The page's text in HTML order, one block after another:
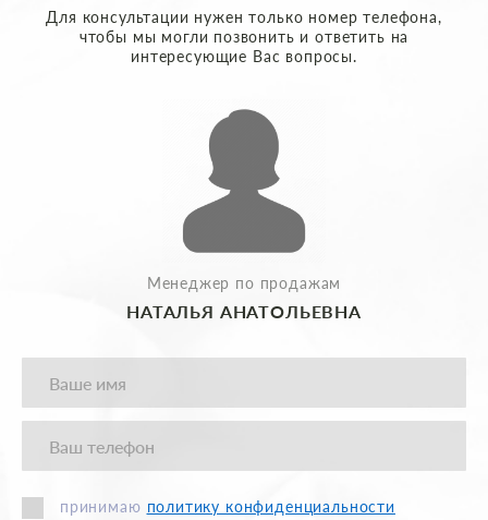
Для консультации нужен только номер телефона,
чтобы мы могли позвонить и ответить на
интересующие Вас вопросы.
Менеджер по продажам
НАТАЛЬЯ АНАТОЛЬЕВНА
принимаю политику конфиденциальности